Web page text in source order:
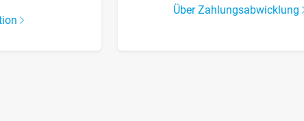
Über Zahlungsabwicklung